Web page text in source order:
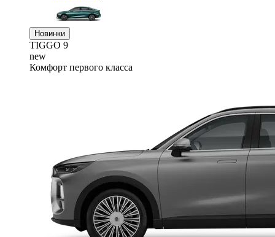
Новинки
TIGGO 9
new
Комфорт первого класса